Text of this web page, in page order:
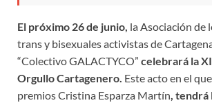
El próximo 26 de junio, la Asociación de
trans y bisexuales activistas de
“Colectivo GALACTYCO” celebrará la
Orgullo Cartagenero. Este acto en el
premios Cristina Esparza Martín, tendrá